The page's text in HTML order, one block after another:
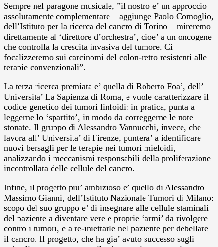
Sempre nel paragone musicale, ”il nostro e’ un approccio
assolutamente complementare – aggiunge Paolo Comoglio,
dell’Istituto per la ricerca del cancro di Torino – mireremo
direttamente al ‘direttore d’orchestra’, cioe’ a un oncogene
che controlla la crescita invasiva del tumore. Ci
focalizzeremo sui carcinomi del colon-retto resistenti alle
terapie convenzionali”.
La terza ricerca premiata e’ quella di Roberto Foa’, dell’
Universita’ La Sapienza di Roma, e vuole caratterizzare il
codice genetico dei tumori linfoidi: in pratica, punta a
leggerne lo ‘spartito’, in modo da correggerne le note
stonate. Il gruppo di Alessandro Vannucchi, invece, che
lavora all’ Universita’ di Firenze, puntera’ a identificare
nuovi bersagli per le terapie nei tumori mieloidi,
analizzando i meccanismi responsabili della proliferazione
incontrollata delle cellule del cancro.
Infine, il progetto piu’ ambizioso e’ quello di Alessandro
Massimo Gianni, dell’Istituto Nazionale Tumori di Milano:
scopo del suo gruppo e’ di insegnare alle cellule staminali
del paziente a diventare vere e proprie ‘armi’ da rivolgere
contro i tumori, e a re-iniettarle nel paziente per debellare
il cancro. Il progetto, che ha gia’ avuto successo sugli